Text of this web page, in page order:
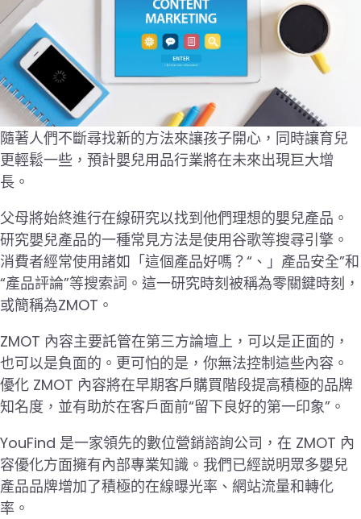
隨著人們不斷尋找新的方法來讓孩子開心，同時讓育兒
更輕鬆一些，預計嬰兒用品行業將在未來出現巨大增
長。
父母將始終進行在線研究以找到他們理想的嬰兒產品。
研究嬰兒產品的一種常見方法是使用谷歌等搜尋引擎。
消費者經常使用諸如「這個產品好嗎？“、」產品安全”和
“產品評論”等搜索詞。這一研究時刻被稱為零關鍵時刻，
或簡稱為ZMOT。
ZMOT 內容主要託管在第三方論壇上，可以是正面的，
也可以是負面的。更可怕的是，你無法控制這些內容。
優化 ZMOT 內容將在早期客戶購買階段提高積極的品牌
知名度，並有助於在客戶面前“留下良好的第一印象”。
YouFind 是一家領先的數位營銷諮詢公司，在 ZMOT 內
容優化方面擁有內部專業知識。我們已經説明眾多嬰兒
產品品牌增加了積極的在線曝光率、網站流量和轉化
率。